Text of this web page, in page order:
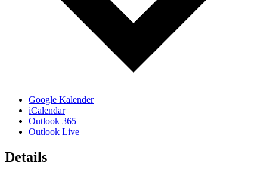
Google Kalender
iCalendar
Outlook 365
Outlook Live
Details